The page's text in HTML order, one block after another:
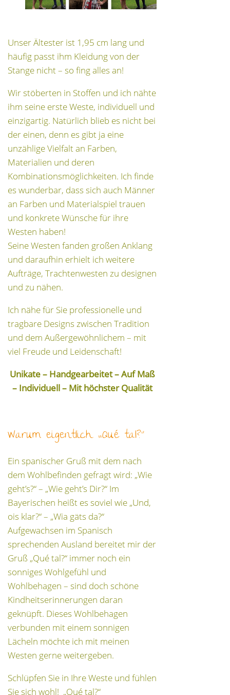
Unser Ältester ist 1,95 cm lang und
häufig passt ihm Kleidung von der
Stange nicht – so fing alles an!
Wir stöberten in Stoffen und ich nähte
ihm seine erste Weste, individuell und
einzigartig. Natürlich blieb es nicht bei
der einen, denn es gibt ja eine
unzählige Vielfalt an Farben,
Materialien und deren
Kombinationsmöglichkeiten. Ich finde
es wunderbar, dass sich auch Männer
an Farben und Materialspiel trauen
und konkrete Wünsche für ihre
Westen haben!
Seine Westen fanden großen Anklang
und daraufhin erhielt ich weitere
Aufträge, Trachtenwesten zu designen
und zu nähen.
Ich nähe für Sie professionelle und
tragbare Designs zwischen Tradition
und dem Außergewöhnlichem – mit
viel Freude und Leidenschaft!
Unikate – Handgearbeitet – Auf Maß
– Individuell – Mit höchster Qualität
Warum eigentlich „Qué tal?“
Ein spanischer Gruß mit dem nach
dem Wohlbefinden gefragt wird: „Wie
geht’s?“ – „Wie geht’s Dir?“ Im
Bayerischen heißt es soviel wie „Und,
ois klar?“ – „Wia gäts da?“
Aufgewachsen im Spanisch
sprechenden Ausland bereitet mir der
Gruß „Qué tal?“ immer noch ein
sonniges Wohlgefühl und
Wohlbehagen – sind doch schöne
Kindheitserinnerungen daran
geknüpft. Dieses Wohlbehagen
verbunden mit einem sonnigen
Lächeln möchte ich mit meinen
Westen gerne weitergeben.
Schlüpfen Sie in Ihre Weste und fühlen
Sie sich wohl! „Qué tal?“